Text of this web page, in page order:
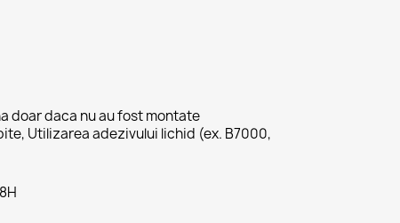
doar daca nu au fost montate
Utilizarea adezivului lichid (ex. B7000,